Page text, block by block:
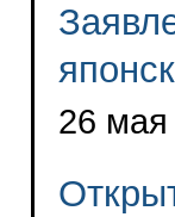
26 мая